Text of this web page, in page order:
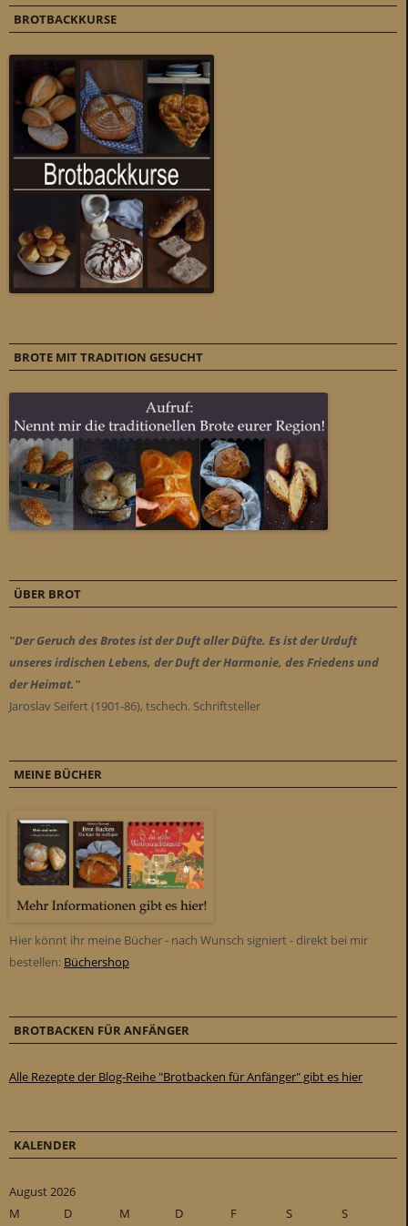
BROTBACKKURSE
BROTE MIT TRADITION GESUCHT
ÜBER BROT
"Der Geruch des Brotes ist der Duft aller Düfte. Es ist der Urduft
unseres irdischen Lebens, der Duft der Harmonie, des Friedens und
der Heimat."
Jaroslav Seifert (1901-86), tschech. Schriftsteller
MEINE BÜCHER
Hier könnt ihr meine Bücher - nach Wunsch signiert - direkt bei mir
bestellen: Büchershop
BROTBACKEN FÜR ANFÄNGER
Alle Rezepte der Blog-Reihe "Brotbacken für Anfänger" gibt es hier
KALENDER
August 2026
M
D M D F S
S